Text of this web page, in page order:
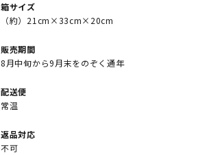
箱サイズ
（約）21cm×33cm×20cm
販売期間
8月中旬から9月末をのぞく通年
配送便
常温
返品対応
不可